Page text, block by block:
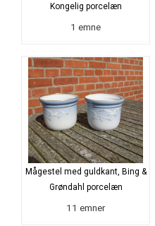
Kongelig porcelæn
1 emne
Mågestel med guldkant, Bing &
Grøndahl porcelæn
11 emner